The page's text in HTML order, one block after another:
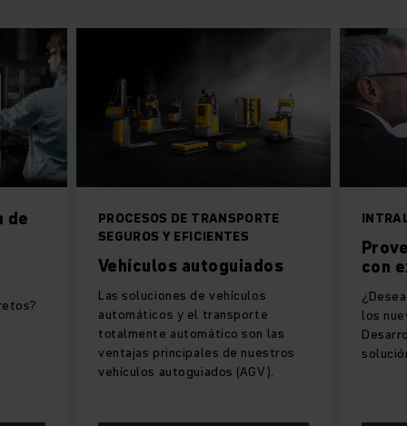
PROCESOS DE TRANSPORTE
SEGUROS Y EFICIENTES
Vehículos autoguiados
Las soluciones de vehículos
automáticos y el transporte
totalmente automático son las
ventajas principales de nuestros
vehículos autoguiados (AGV).
con
los
de